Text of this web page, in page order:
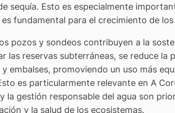
sequía. Esto es especialmente
es fundamental para el crecimiento de
pozos y sondeos contribuyen a la
las reservas subterráneas, se reduce la
embalses, promoviendo un uso más
es particularmente relevante en A
la gestión responsable del agua son
y la salud de los ecosistemas.